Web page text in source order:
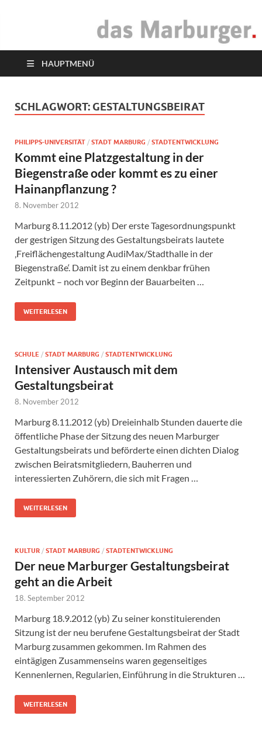
das Marburger.
HAUPTMENÜ
SCHLAGWORT: GESTALTUNGSBEIRAT
PHILIPPS-UNIVERSITÄT / STADT MARBURG / STADTENTWICKLUNG
Kommt eine Platzgestaltung in der
Biegenstraße oder kommt es zu einer
Hainanpflanzung ?
8. November 2012
Marburg 8.11.2012 (yb) Der erste Tagesordnungspunkt
der gestrigen Sitzung des Gestaltungsbeirats lautete
‚Freiflächengestaltung AudiMax/Stadthalle in der
Biegenstraße‘. Damit ist zu einem denkbar frühen
Zeitpunkt – noch vor Beginn der Bauarbeiten …
WEITERLESEN
SCHULE / STADT MARBURG / STADTENTWICKLUNG
Intensiver Austausch mit dem
Gestaltungsbeirat
8. November 2012
Marburg 8.11.2012 (yb) Dreieinhalb Stunden dauerte die
öffentliche Phase der Sitzung des neuen Marburger
Gestaltungsbeirats und beförderte einen dichten Dialog
zwischen Beiratsmitgliedern, Bauherren und
interessierten Zuhörern, die sich mit Fragen …
WEITERLESEN
KULTUR / STADT MARBURG / STADTENTWICKLUNG
Der neue Marburger Gestaltungsbeirat
geht an die Arbeit
18. September 2012
Marburg 18.9.2012 (yb) Zu seiner konstituierenden
Sitzung ist der neu berufene Gestaltungsbeirat der Stadt
Marburg zusammen gekommen. Im Rahmen des
eintägigen Zusammenseins waren gegenseitiges
Kennenlernen, Regularien, Einführung in die Strukturen …
WEITERLESEN